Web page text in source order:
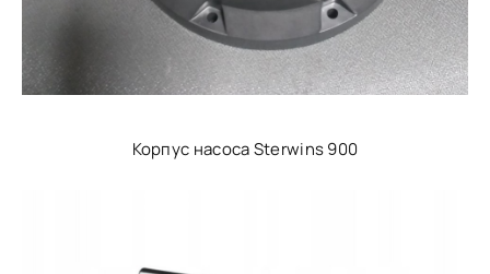
Корпус насоса Sterwins 900